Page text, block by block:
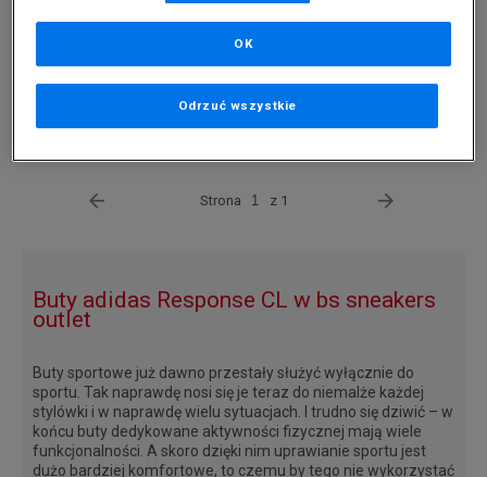
ADIDAS RESPONSE CL W ADIDAS RESPONSE CL W
200 zł
Strona z 1
Buty adidas Response CL w bs sneakers
outlet
Buty sportowe już dawno przestały służyć wyłącznie do
sportu. Tak naprawdę nosi się je teraz do niemalże każdej
stylówki i w naprawdę wielu sytuacjach. I trudno się dziwić – w
końcu buty dedykowane aktywności fizycznej mają wiele
funkcjonalności. A skoro dzięki nim uprawianie sportu jest
dużo bardziej komfortowe, to czemu by tego nie wykorzystać
Odrzuć wszystkie
OK